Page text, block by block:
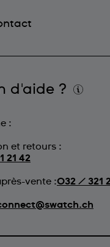
d'aide ?
:
et retours :
21 42
vente :032 / 321